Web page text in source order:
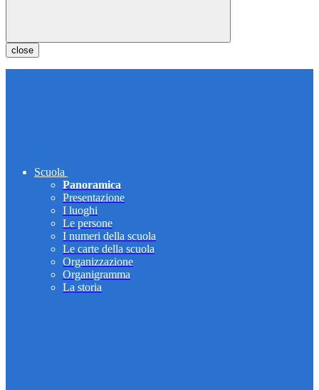
close
Scuola
Panoramica
Presentazione
I luoghi
Le persone
I numeri della scuola
Le carte della scuola
Organizzazione
Organigramma
La storia